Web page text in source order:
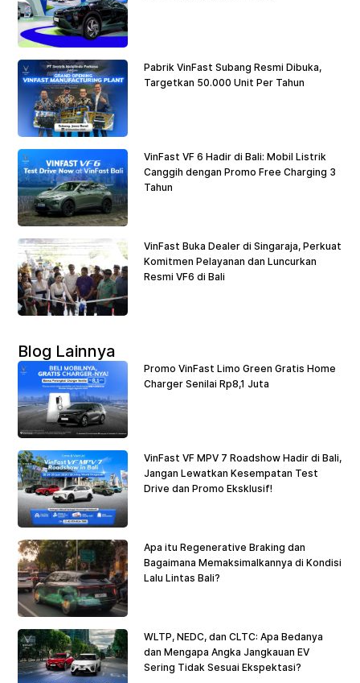
Pabrik VinFast Subang Resmi Dibuka,
Targetkan 50.000 Unit Per Tahun
VinFast VF 6 Hadir di Bali: Mobil Listrik
Canggih dengan Promo Free Charging 3
Tahun
VinFast Buka Dealer di Singaraja, Perkuat
Komitmen Pelayanan dan Luncurkan
Resmi VF6 di Bali
Blog Lainnya
Promo VinFast Limo Green Gratis Home
Charger Senilai Rp8,1 Juta
VinFast VF MPV 7 Roadshow Hadir di Bali,
Jangan Lewatkan Kesempatan Test
Drive dan Promo Eksklusif!
Apa itu Regenerative Braking dan
Bagaimana Memaksimalkannya di Kondisi
Lalu Lintas Bali?
WLTP, NEDC, dan CLTC: Apa Bedanya
dan Mengapa Angka Jangkauan EV
Sering Tidak Sesuai Ekspektasi?